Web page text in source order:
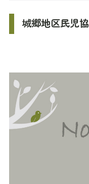
城郷地区民児協